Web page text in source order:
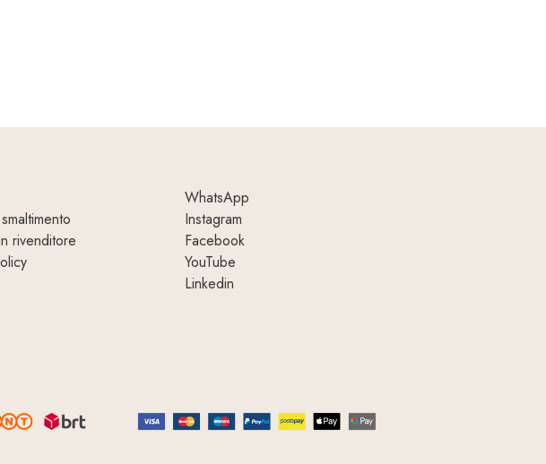
rivenditore
WhatsApp
Instagram
Facebook
YouTube
Linkedin